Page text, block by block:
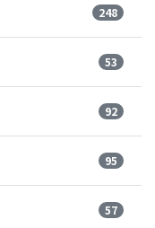
248
53
92
95
57